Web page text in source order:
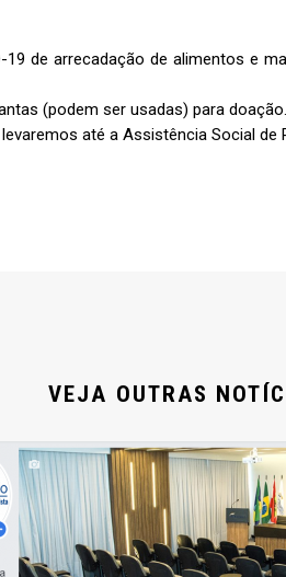
19 de arrecadação de alimentos
(podem ser usadas) para doação.
até a Assistência Social
VEJA OUTRAS